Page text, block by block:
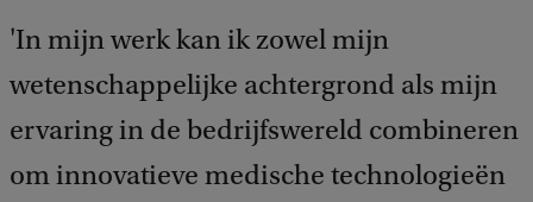
'In mijn werk kan ik zowel mijn
wetenschappelijke achtergrond als mijn
ervaring in de bedrijfswereld combineren
om innovatieve medische technologieën